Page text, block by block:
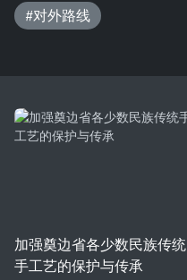
#对外路线
加强奠边省各少数民族传统
手工艺的保护与传承